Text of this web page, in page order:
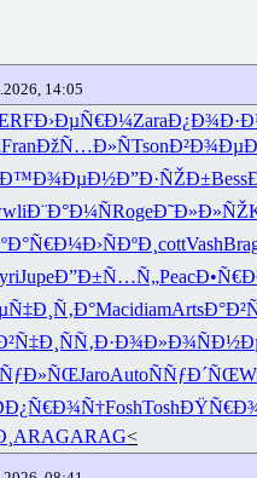
14:05
Ð›ÐµÑ€Ð¼Zara
FranÐžÑ…Ð»ÑTson
Ð™Ð¾ÐµÐ½Ð”Ð·ÑŽÐ±Bess
Ð¨Ð°Ð¼ÑRogeÐ˜Ð»Ð»ÑŽ
Ð›ÑÐºÐ¸ cottVash
JupeÐ”Ð±Ñ…Ñ„Peac
Ñ‡Ð¸Ñ‚Ð°MacidiamArts
Ñ‡Ð¸ÑÑ‚Ð·Ð¾Ð»Ð¾
JaroAutoÑÑƒÐ´ÑŒ
Ð¿Ñ€Ð¾Ñ†FoshTosh
ARAGARAG<